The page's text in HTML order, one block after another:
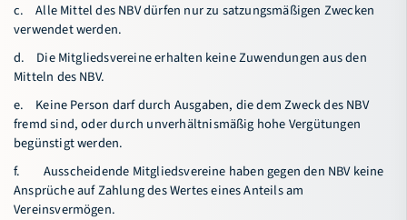
c. Alle Mittel des NBV dürfen nur zu satzungsmäßigen Zwecken
verwendet werden.
d. Die Mitgliedsvereine erhalten keine Zuwendungen aus den
Mitteln des NBV.
e. Keine Person darf durch Ausgaben, die dem Zweck des NBV
fremd sind, oder durch unverhältnismäßig hohe Vergütungen
begünstigt werden.
f. Ausscheidende Mitgliedsvereine haben gegen den NBV keine
Ansprüche auf Zahlung des Wertes eines Anteils am
Vereinsvermögen.